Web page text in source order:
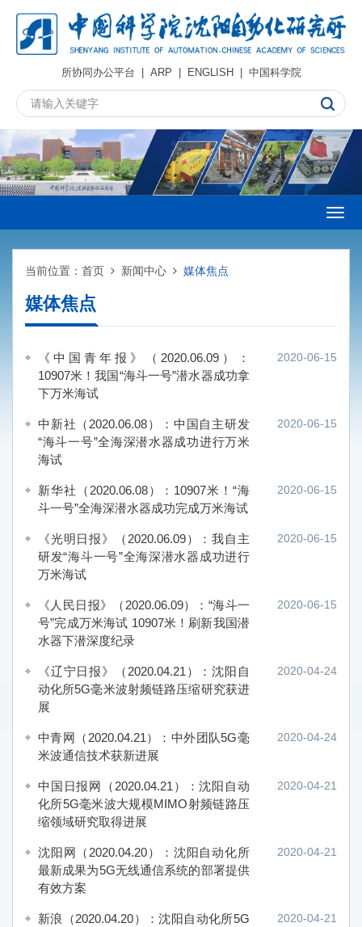
所协同办公平台 | ARP | ENGLISH| 中国科学院
当前位置： 首页 新闻中心 媒体焦点
媒体焦点
《中国青年报》（2020.06.09）：
10907米！我国“海斗一号”潜水器成功拿
下万米海试
2020-06-15
中新社（2020.06.08）：中国自主研发
“海斗一号”全海深潜水器成功进行万米
海试
2020-06-15
新华社（2020.06.08）：10907米！“海
斗一号”全海深潜水器成功完成万米海试
2020-06-15
《光明日报》（2020.06.09）：我自主
研发“海斗一号”全海深潜水器成功进行
万米海试
2020-06-15
《人民日报》（2020.06.09）：“海斗一
号”完成万米海试 10907米！刷新我国潜
水器下潜深度纪录
2020-06-15
《辽宁日报》（2020.04.21）：沈阳自
动化所5G毫米波射频链路压缩研究获进
展
2020-04-24
中青网（2020.04.21）：中外团队5G毫
米波通信技术获新进展
2020-04-24
中国日报网（2020.04.21）：沈阳自动
化所5G毫米波大规模MIMO射频链路压
缩领域研究取得进展
2020-04-21
沈阳网（2020.04.20）：沈阳自动化所
最新成果为5G无线通信系统的部署提供
有效方案
2020-04-21
新浪（2020.04.20）：沈阳自动化所5G
2020-04-21